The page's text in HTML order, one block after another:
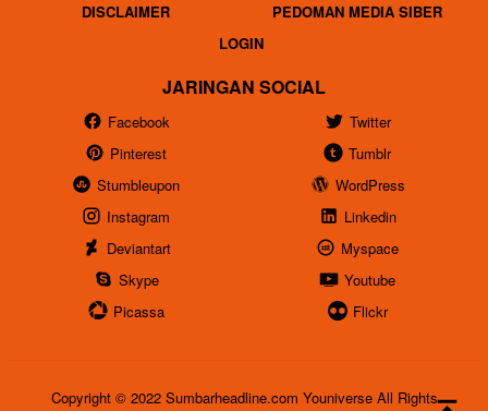
DISCLAIMER
PEDOMAN MEDIA SIBER
LOGIN
JARINGAN SOCIAL
Facebook
Twitter
Pinterest
Tumblr
Stumbleupon
WordPress
Instagram
Linkedin
Deviantart
Myspace
Skype
Youtube
Picassa
Flickr
Copyright © 2022 Sumbarheadline.com Youniverse All Rights